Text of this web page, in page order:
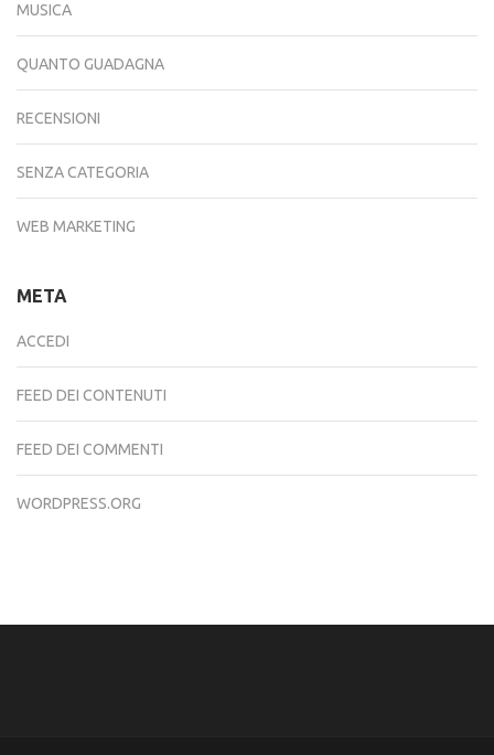
MUSICA
QUANTO GUADAGNA
RECENSIONI
SENZA CATEGORIA
WEB MARKETING
META
ACCEDI
FEED DEI CONTENUTI
FEED DEI COMMENTI
WORDPRESS.ORG